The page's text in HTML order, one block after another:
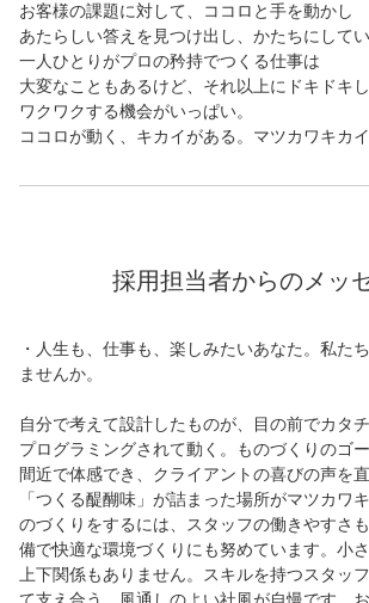
お客様の課題に対して、ココロと手を動かし
あたらしい答えを見つけ出し、かたちにしてい
一人ひとりがプロの矜持でつくる仕事は
大変なこともあるけど、それ以上にドキドキし
ワクワクする機会がいっぱい。
ココロが動く、キカイがある。マツカワキカイ
採用担当者からのメッ
・人生も、仕事も、楽しみたいあなた。私た
ませんか。
自分で考えて設計したものが、目の前でカタ
プログラミングされて動く。ものづくりのゴ
間近で体感でき、クライアントの喜びの声を
「つくる醍醐味」が詰まった場所がマツカワ
のづくりをするには、スタッフの働きやすさ
備で快適な環境づくりにも努めています。小
上下関係もありません。スキルを持つスタッ